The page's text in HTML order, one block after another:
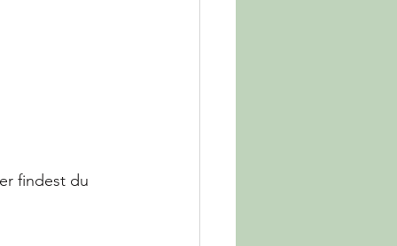
findest du